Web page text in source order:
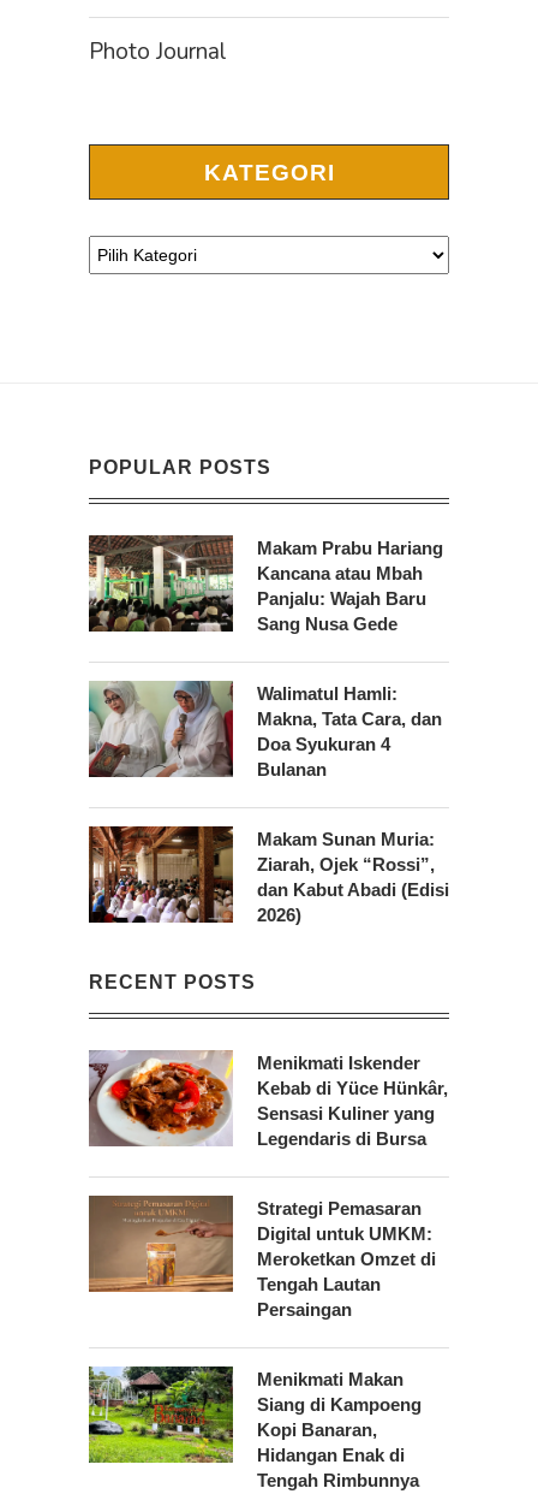
Photo Journal
KATEGORI
POPULAR POSTS
Makam Prabu Hariang
Kancana atau Mbah
Panjalu: Wajah Baru
Sang Nusa Gede
Walimatul Hamli:
Makna, Tata Cara, dan
Doa Syukuran 4
Bulanan
Makam Sunan Muria:
Ziarah, Ojek “Rossi”,
dan Kabut Abadi (Edisi
2026)
RECENT POSTS
Menikmati Iskender
Kebab di Yüce Hünkâr,
Sensasi Kuliner yang
Legendaris di Bursa
Strategi Pemasaran
Digital untuk UMKM:
Meroketkan Omzet di
Tengah Lautan
Persaingan
Menikmati Makan
Siang di Kampoeng
Kopi Banaran,
Hidangan Enak di
Tengah Rimbunnya